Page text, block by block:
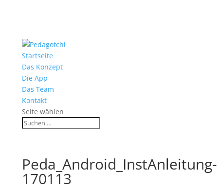
Startseite
Das Konzept
Die App
Das Team
Kontakt
Seite wählen
Peda_Android_InstAnleitung-
170113